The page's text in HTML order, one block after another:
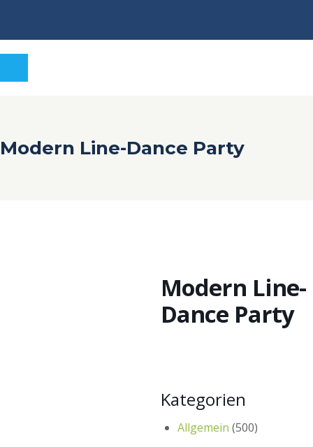
Modern Line-Dance Party
Modern Line-
Dance Party
Kategorien
Allgemein (500)